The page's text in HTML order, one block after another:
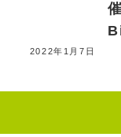
2022年1月7日